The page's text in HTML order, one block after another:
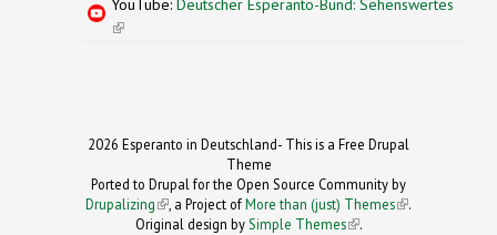
YouTube: Deutscher Esperanto-Bund: Sehenswertes
(link is external)
2026 Esperanto in Deutschland- This is a Free Drupal
Theme
Ported to Drupal for the Open Source Community by
Drupalizing(link is external)
, a Project ofMore than (just) Themes (link is
.
Original design bySimple Themes
(link is
.